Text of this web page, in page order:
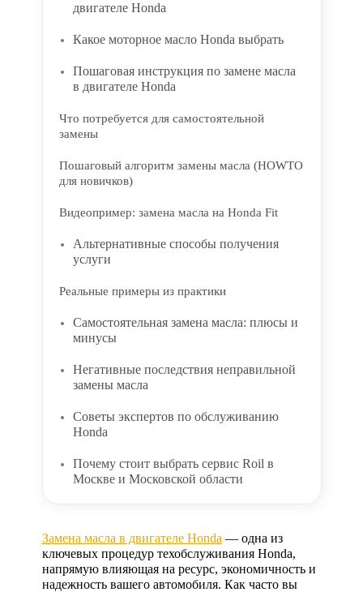
двигателе Honda
Какое моторное масло Honda выбрать
Пошаговая инструкция по замене масла
в двигателе Honda
Что потребуется для самостоятельной
замены
Пошаговый алгоритм замены масла (HOWTO
для новичков)
Видеопример: замена масла на Honda Fit
Альтернативные способы получения
услуги
Реальные примеры из практики
Самостоятельная замена масла: плюсы и
минусы
Негативные последствия неправильной
замены масла
Советы экспертов по обслуживанию
Honda
Почему стоит выбрать сервис Roil в
Москве и Московской области
Замена масла в двигателе Honda — одна из
ключевых процедур техобслуживания Honda,
напрямую влияющая на ресурс, экономичность и
надежность вашего автомобиля. Как часто вы